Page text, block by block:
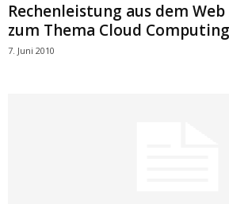
Rechenleistung aus dem
zum Thema Cloud Computing
7. Juni 2010